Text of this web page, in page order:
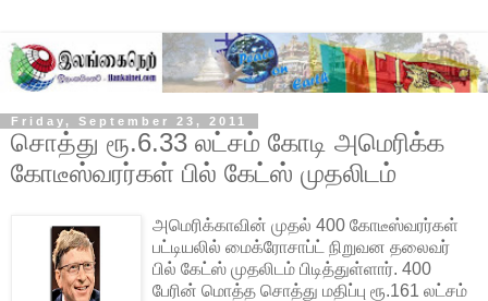
Friday, September 23, 2011
சொத்து ரூ.6.33 லட்சம் கோடி அமெரிக்க
கோடீஸ்வரர்கள் பில் கேட்ஸ் முதலிடம்
அமெரிக்காவின் முதல் 400 கோடீஸ்வரர்கள்
பட்டியலில் மைக்ரோசாப்ட் நிறுவன தலைவர்
பில் கேட்ஸ் முதலிடம் பிடித்துள்ளார். 400
பேரின் மொத்த சொத்து மதிப்பு ரூ.161 லட்சம்